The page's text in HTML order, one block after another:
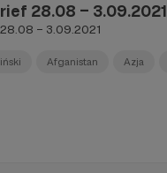
28.08 – 3.09.2021
– 3.09.2021
Afganistan Azja